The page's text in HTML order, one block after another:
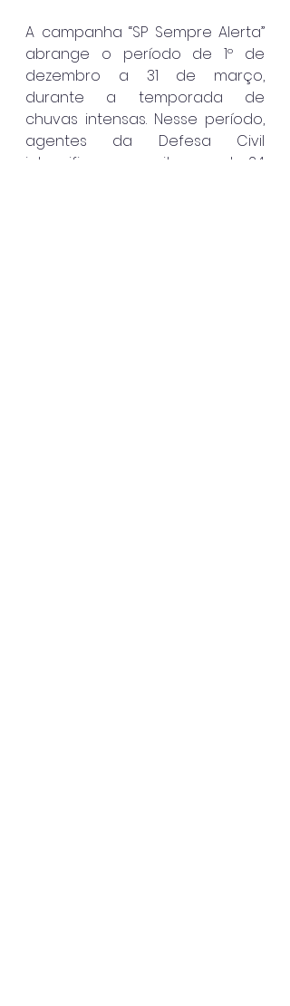
A campanha “SP Sempre Alerta”
abrange o período de 1º de
dezembro a 31 de março,
durante a temporada de
chuvas intensas. Nesse período,
agentes da Defesa Civil
intensificam o monitoramento 24